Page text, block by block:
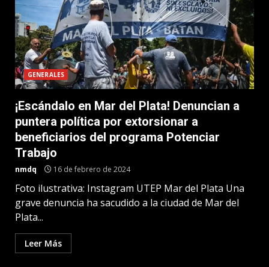
GENERALES
¡Escándalo en Mar del Plata! Denuncian a
puntera política por extorsionar a
beneficiarios del programa Potenciar
Trabajo
nmdq 16 de febrero de 2024
Foto ilustrativa: Instagram UTEP Mar del Plata Una
grave denuncia ha sacudido a la ciudad de Mar del
Plata...
Leer Más